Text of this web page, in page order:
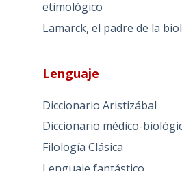
etimológico
Lamarck, el padre de la
Lenguaje
Diccionario Aristizábal
Diccionario médico-
Filología Clásica